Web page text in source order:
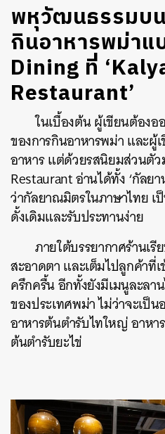
พหุวัฒนธรรมบ
กินอาหารพม่าแ
Dining ที่
Restaurant’
ในเบื้องต้น ผู้เขียนต้อง
ของการกินอาหารพม่า และผู้
อาหาร แต่ด้วยรสนิยมส่วนตัว
Restaurant อ่านได้ทั้ง ‘กัลย
ว่ากัลยาณมิตรในภาษาไทย เ
ดั้งเดิมและรับประทานง่าย
ภายใต้บรรยากาศร้านเ
สะอาดตา และเต็มไปลูกค้าที่
ครึกครื้น อีกทั้งยังมีเมนูละลา
ของประเทศพม่า ไม่ว่าจะเป็
อาหารต้นตำรับไทใหญ่ อาห
ต้นตำรับยะไข่